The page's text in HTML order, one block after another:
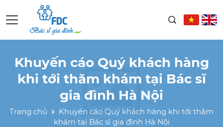
Khuyến cáo Quý khách hàng
khi tới thăm khám tại Bác sĩ
gia đình Hà Nội
Trang chủ
Khuyến cáo Quý khách hàng khi tới thăm
khám tại Bác sĩ gia đình Hà Nội